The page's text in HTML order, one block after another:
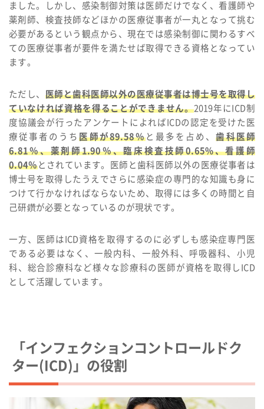
ました。しかし、感染制御対策は医師だけでなく、看護師や
薬剤師、検査技師などほかの医療従事者が一丸となって挑む
必要があるという観点から、現在では感染制御に関わるすべ
ての医療従事者が要件を満たせば取得できる資格となってい
ます。
ただし、 医師と歯科医師以外の医療従事者は博士号を取得し
ていなければ資格を得ることができません。2019年にICD制
度協議会が行ったアンケートによればICDの認定を受けた医
療従事者のうち医師が89.58％と最多を占め、歯科医師
6.81％、薬剤師1.90％、臨床検査技師0.65%、看護師
0.04％とされています。医師と歯科医師以外の医療従事者は
博士号を取得したうえでさらに感染症の専門的な知識も身に
つけて行かなければならないため、取得には多くの時間と自
己研鑽が必要となっているのが現状です。
一方、医師はICD資格を取得するのに必ずしも感染症専門医
である必要はなく、一般内科、一般外科、呼吸器科、小児
科、総合診療科など様々な診療科の医師が資格を取得しICD
として活躍しています。
「インフェクションコントロールドク
ター(ICD)」の役割